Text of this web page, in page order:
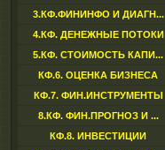
3.КФ.ФИНИНФО И ДИАГН...
4.КФ. ДЕНЕЖНЫЕ ПОТОКИ
5.КФ. СТОИМОСТЬ КАПИ...
КФ.6. ОЦЕНКА БИЗНЕСА
КФ.7. ФИН.ИНСТРУМЕНТЫ
8.КФ. ФИН.ПРОГНОЗ И ...
КФ.8. ИНВЕСТИЦИИ